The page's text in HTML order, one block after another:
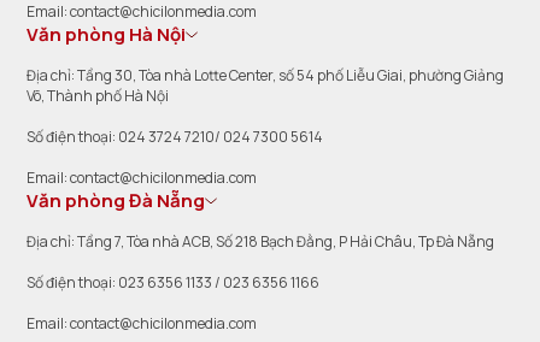
Email: contact@chicilonmedia.com
Văn phòng Hà Nội
Địa chỉ: Tầng 30, Tòa nhà Lotte Center, số 54 phố Liễu Giai, phường Giảng
Võ, Thành phố Hà Nội
Số điện thoại: 024 3724 7210/ 024 7300 5614
Email: contact@chicilonmedia.com
Văn phòng Đà Nẵng
Địa chỉ: Tầng 7, Tòa nhà ACB, Số 218 Bạch Đằng, P Hải Châu, Tp Đà Nẵng
Số điện thoại: 023 6356 1133 / 023 6356 1166
Email: contact@chicilonmedia.com